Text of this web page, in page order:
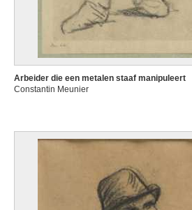
Arbeider die een metalen staaf manipuleert
Constantin Meunier